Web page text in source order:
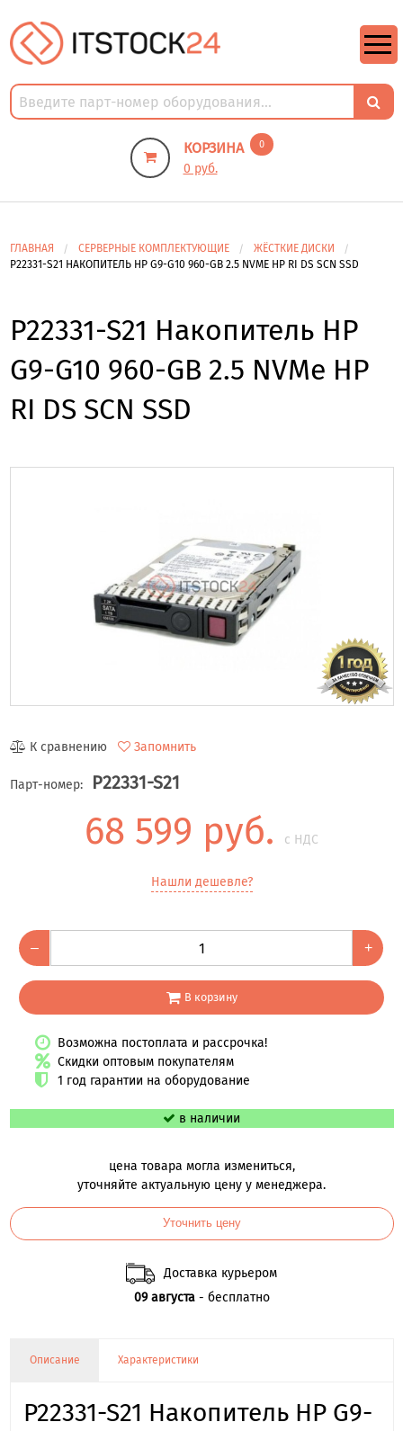
КОРЗИНА 0
0 руб.
ГЛАВНАЯ СЕРВЕРНЫЕ КОМПЛЕКТУЮЩИЕ
ЖЁСТКИЕ ДИСКИ
P22331-S21 НАКОПИТЕЛЬ HP G9-G10 960-GB 2.5 NVME HP RI DS SCN SSD
P22331-S21 Накопитель HP
G9-G10 960-GB 2.5 NVMe HP
RI DS SCN SSD
К сравнению Запомнить
Парт-номер: P22331-S21
68 599 руб. с НДС
Нашли дешевле?
– +
В корзину
Возможна постоплата и рассрочка!
Скидки оптовым покупателям
1 год гарантии на оборудование
в наличии
цена товара могла измениться,
уточняйте актуальную цену у менеджера.
Уточнить цену
Доставка курьером
09 августа- бесплатно
Описание Характеристики
P22331-S21 Накопитель HP G9-